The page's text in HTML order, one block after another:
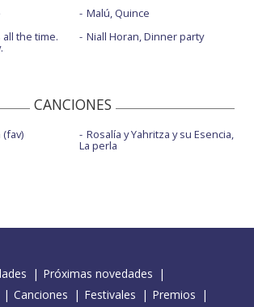
all the time.
Malú, Quince
Niall Horan, Dinner party
CANCIONES
(fav) Rosalía y Yahritza y su Esencia,
La perla
Próximas novedades
Canciones Festivales
Premios